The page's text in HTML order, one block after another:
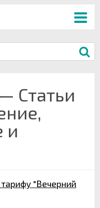
Статьи
и
"Вечерний